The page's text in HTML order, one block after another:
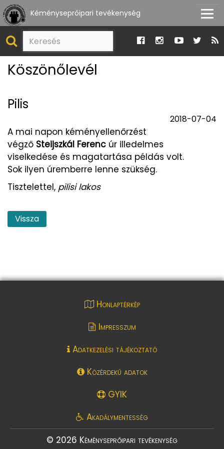
Kéményseprőipari tevékenység
Köszönőlevél
Pilis
2018-07-04
A mai napon kéményellenőrzést
végző Steijszkál Ferenc úr illedelmes
viselkedése és magatartása példás volt.
Sok ilyen úremberre lenne szükség.
Tisztelettel, pilisi lakos
Vissza
Honlaptérkép
Impresszum
Adatkezelési tájékoztató
Közérdekű adatok
GYIK
Akadálymentesség
© 2026 Kéményseprőipari tevékenység